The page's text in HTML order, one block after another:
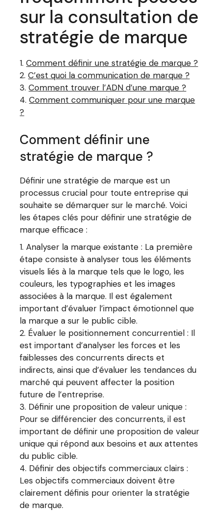
sur la consultation de
stratégie de marque
Comment définir une stratégie de marque ?
C’est quoi la communication de marque ?
Comment trouver l’ADN d’une marque ?
Comment communiquer pour une marque
?
Comment définir une
stratégie de marque ?
Définir une stratégie de marque est un
processus crucial pour toute entreprise qui
souhaite se démarquer sur le marché. Voici
les étapes clés pour définir une stratégie de
marque efficace :
Analyser la marque existante : La première
étape consiste à analyser tous les éléments
visuels liés à la marque tels que le logo, les
couleurs, les typographies et les images
associées à la marque. Il est également
important d’évaluer l’impact émotionnel que
la marque a sur le public cible.
Évaluer le positionnement concurrentiel : Il
est important d’analyser les forces et les
faiblesses des concurrents directs et
indirects, ainsi que d’évaluer les tendances du
marché qui peuvent affecter la position
future de l’entreprise.
Définir une proposition de valeur unique :
Pour se différencier des concurrents, il est
important de définir une proposition de valeur
unique qui répond aux besoins et aux attentes
du public cible.
Définir des objectifs commerciaux clairs :
Les objectifs commerciaux doivent être
clairement définis pour orienter la stratégie
de marque.